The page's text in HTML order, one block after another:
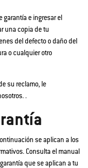
garantía e ingresar el
una copia de tu
del defecto o daño del
o cualquier otro
su reclamo, le
.
se aplican a los
Consulta el manual
que se aplican a tu